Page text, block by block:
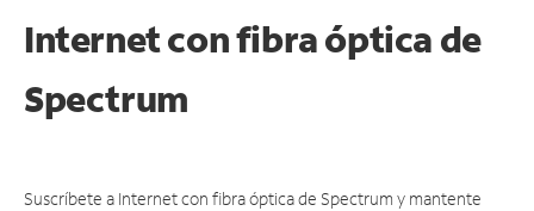
Internet con fibra óptica de
Spectrum
Suscríbete a Internet con fibra óptica de Spectrum y mantente